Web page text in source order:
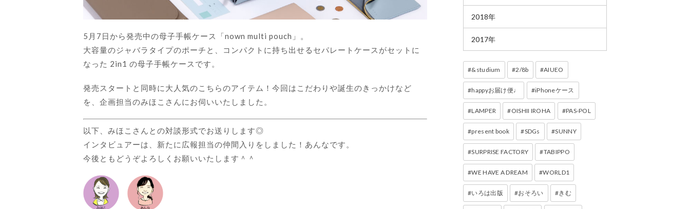
5月7日から発売中の母子手帳ケース「nown multi pouch」。
大容量のジャバラタイプのポーチと、コンパクトに持ち出せるセパレートケースがセットに
なった 2in1 の母子手帳ケースです。
発売スタートと同時に大人気のこちらのアイテム！今回はこだわりや誕生のきっかけなど
を、企画担当のみほこさんにお伺いいたしました。
以下、みほこさんとの対談形式でお送りします◎
インタビュアーは、新たに広報担当の仲間入りをしました！あんなです。
今後ともどうぞよろしくお願いいたします＾＾
2018年
2017年
&studium 2/8b AIUEO
happyお届け便♩ iPhoneケース
LAMPER OISHII IROHA PAS-POL
present book SDGs SUNNY
SURPRISE FACTORY TABIPPO
WE HAVE A DREAM WORLD1
いろは出版 おそろい きむ